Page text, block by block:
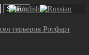
Search